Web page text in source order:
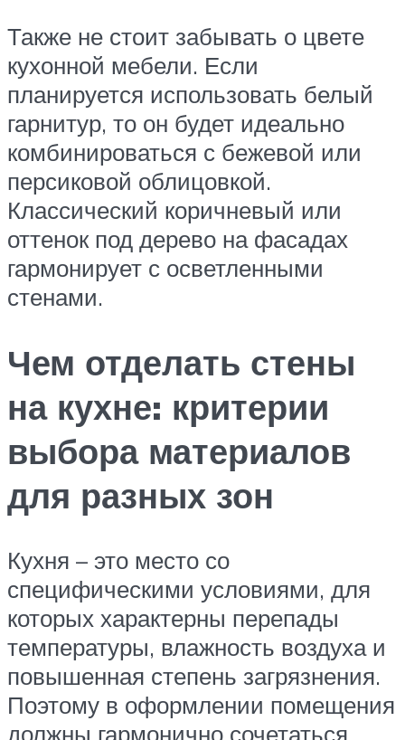
Также не стоит забывать о цвете
кухонной мебели. Если
планируется использовать белый
гарнитур, то он будет идеально
комбинироваться с бежевой или
персиковой облицовкой.
Классический коричневый или
оттенок под дерево на фасадах
гармонирует с осветленными
стенами.
Чем отделать стены
на кухне: критерии
выбора материалов
для разных зон
Кухня – это место со
специфическими условиями, для
которых характерны перепады
температуры, влажность воздуха и
повышенная степень загрязнения.
Поэтому в оформлении помещения
должны гармонично сочетаться